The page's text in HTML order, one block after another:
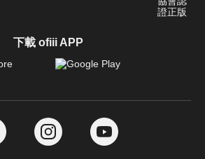
下載 ofiii APP